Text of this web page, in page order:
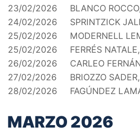
23/02/2026
BLANCO
24/02/2026
SPRINTZICK
25/02/2026
MODERNELL
25/02/2026
FERRÉS
26/02/2026
CARLEO
27/02/2026
BRIOZZO
28/02/2026
FAGÚNDEZ
MARZO 2026